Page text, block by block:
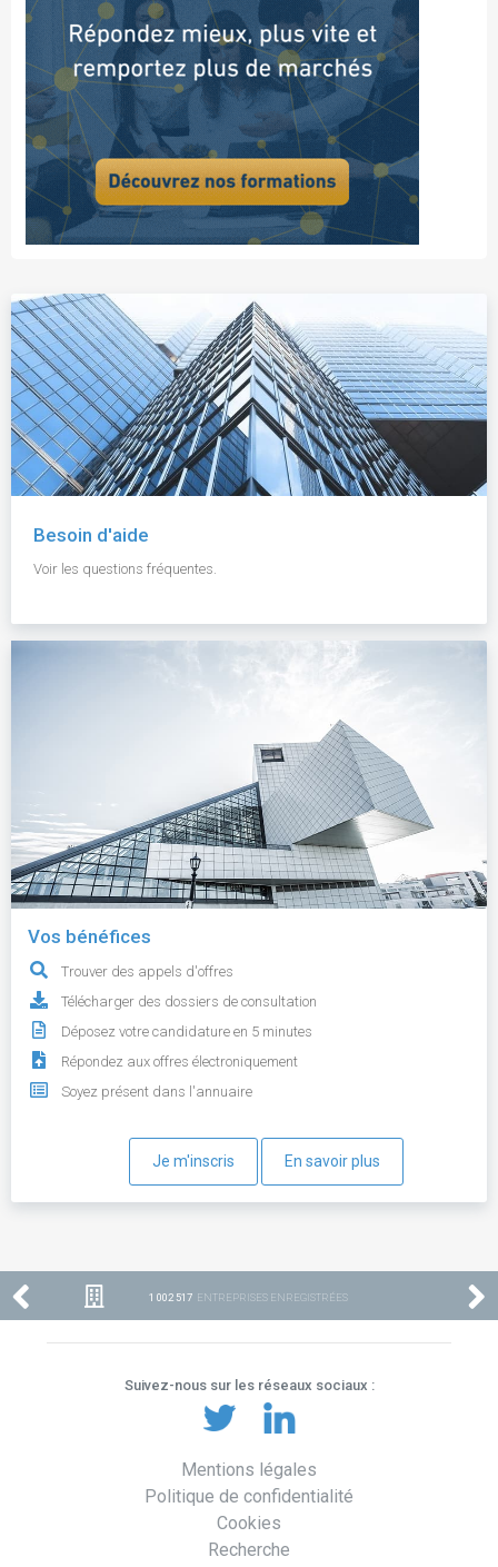
Besoin d'aide
Voir les questions fréquentes.
Vos bénéfices
Trouver des appels d'offres
Télécharger des dossiers de consultation
Déposez votre candidature en 5 minutes
Répondez aux offres électroniquement
Soyez présent dans l'annuaire
Je m'inscris En savoir plus
1 002 517 ENTREPRISES ENREGISTRÉES
Suivez-nous sur les réseaux sociaux :
Mentions légales
Politique de confidentialité
Cookies
Recherche